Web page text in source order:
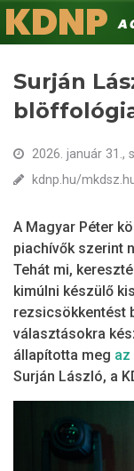
Ugrás
a
Keresés
KDNP
A
Surján
2026. január 31.,
kdnp.hu/
A Magyar Péter
piachívők szerint
Tehát mi,
kimúlni készülő
rezsicsökkentést
választásokra
állapította meg az
Surján László, a